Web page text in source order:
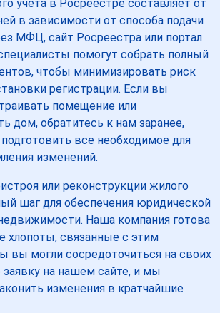
учета в Росреестре составляет от
в зависимости от способа подачи
МФЦ, сайт Росреестра или портал
помогут собрать полный
чтобы минимизировать риск
регистрации. Если вы
помещение или
дом, обратитесь к нам заранее,
все необходимое для
изменений.
или реконструкции жилого
шаг для обеспечения юридической
Наша компания готова
хлопоты, связанные с этим
вы могли сосредоточиться на своих
заявку на нашем сайте, и мы
изменения в кратчайшие